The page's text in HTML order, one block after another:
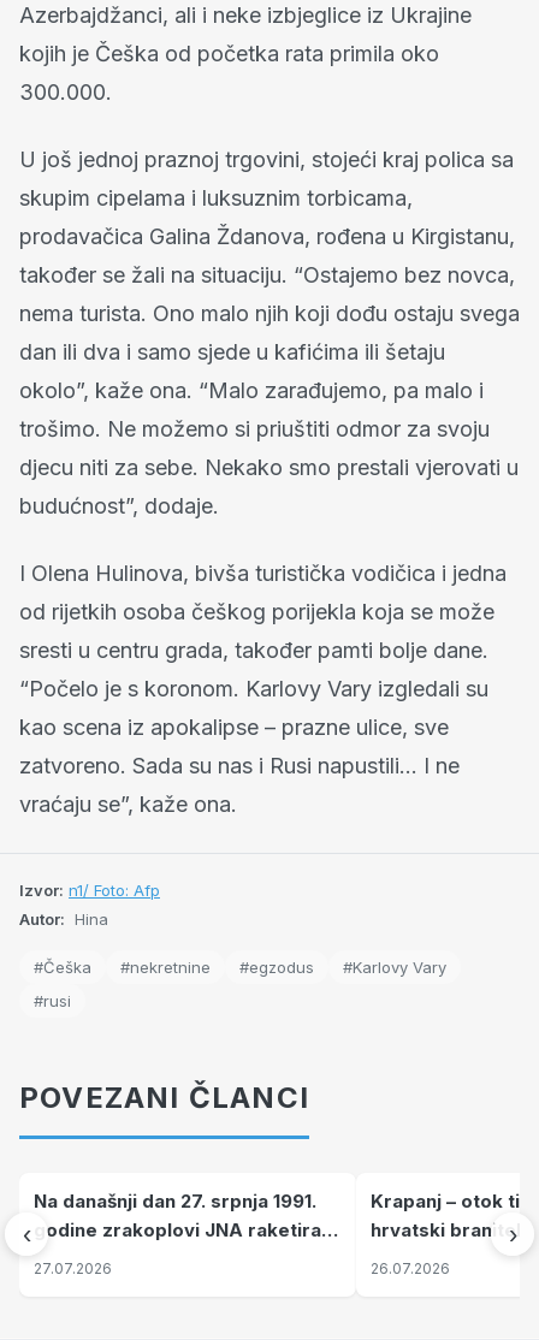
Azerbajdžanci, ali i neke izbjeglice iz Ukrajine
kojih je Češka od početka rata primila oko
300.000.
U još jednoj praznoj trgovini, stojeći kraj polica sa
skupim cipelama i luksuznim torbicama,
prodavačica Galina Ždanova, rođena u Kirgistanu,
također se žali na situaciju. “Ostajemo bez novca,
nema turista. Ono malo njih koji dođu ostaju svega
dan ili dva i samo sjede u kafićima ili šetaju
okolo”, kaže ona. “Malo zarađujemo, pa malo i
trošimo. Ne možemo si priuštiti odmor za svoju
djecu niti za sebe. Nekako smo prestali vjerovati u
budućnost”, dodaje.
I Olena Hulinova, bivša turistička vodičica i jedna
od rijetkih osoba češkog porijekla koja se može
sresti u centru grada, također pamti bolje dane.
“Počelo je s koronom. Karlovy Vary izgledali su
kao scena iz apokalipse – prazne ulice, sve
zatvoreno. Sada su nas i Rusi napustili… I ne
vraćaju se”, kaže ona.
Izvor: n1/ Foto: Afp
Autor: Hina
#Češka #nekretnine #egzodus
#Karlovy Vary
#rusi
POVEZANI ČLANCI
‹
Na današnji dan 27. srpnja 1991.
godine zrakoplovi JNA raketirali
su vojarnu i obučni centar "Nikola
27.07.2026
Krapanj – otok
hrvatski branitelji
pronalaze mir
26.07.2026
›